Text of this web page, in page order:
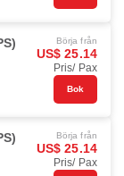
Börja från
US$ 25.14
Pris/ Pax
Bok
Börja från
US$ 25.14
Pris/ Pax